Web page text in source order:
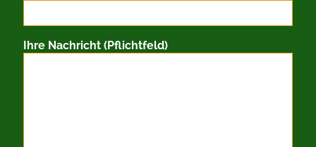
Ihre Nachricht (Pflichtfeld)